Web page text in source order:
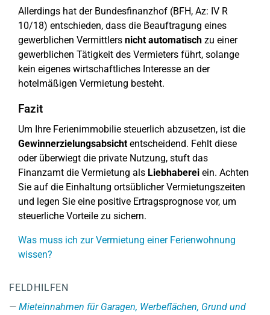
Allerdings hat der Bundesfinanzhof (BFH, Az: IV R
10/18) entschieden, dass die Beauftragung eines
gewerblichen Vermittlers nicht automatisch zu einer
gewerblichen Tätigkeit des Vermieters führt, solange
kein eigenes wirtschaftliches Interesse an der
hotelmäßigen Vermietung besteht.
Fazit
Um Ihre Ferienimmobilie steuerlich abzusetzen, ist die
Gewinnerzielungsabsichtentscheidend. Fehlt diese
oder überwiegt die private Nutzung, stuft das
Finanzamt die Vermietung als Liebhaberei ein. Achten
Sie auf die Einhaltung ortsüblicher Vermietungszeiten
und legen Sie eine positive Ertragsprognose vor, um
steuerliche Vorteile zu sichern.
Was muss ich zur Vermietung einer Ferienwohnung
wissen?
FELDHILFEN
Mieteinnahmen für Garagen, Werbeflächen, Grund und